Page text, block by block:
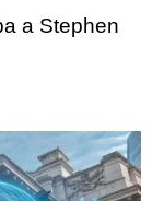
a Stephen